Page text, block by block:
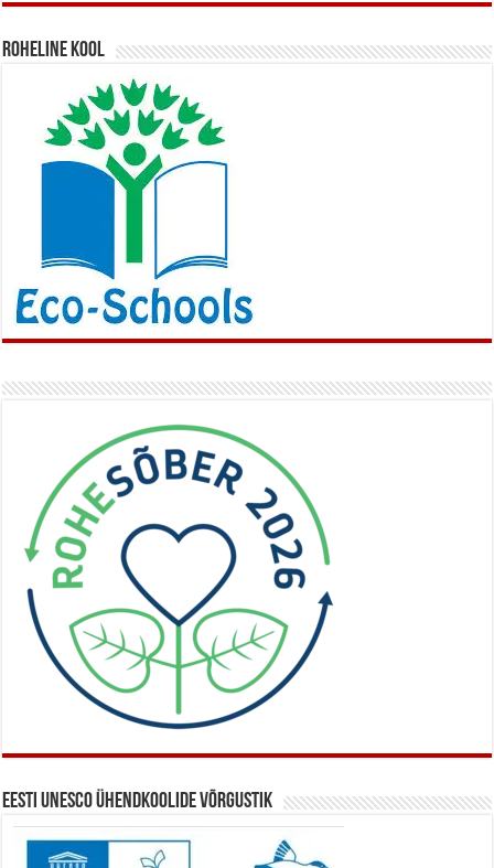
Roheline kool
Eesti UNESCO ühendkoolide võrgustik